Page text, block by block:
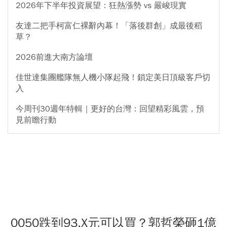
2026年下半年投資展望：狂熱漲勢 vs 嚴峻現實
友達二把手柯富仁裸辭內幕！「落後群創」成最後稻
草？
2026前進大南方論壇
佳世達集團艦隊無人機小隊起飛！鎖定美日頂級客戶切
入
今周刊30週年特輯｜更好的台灣：回望精彩風雲，預
見前瞻行動
0050跌到93.X元可以買？郭哲榮砸1億